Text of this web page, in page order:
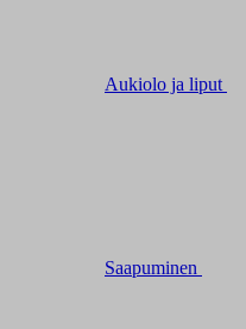
Aukiolo ja liput
Saapuminen